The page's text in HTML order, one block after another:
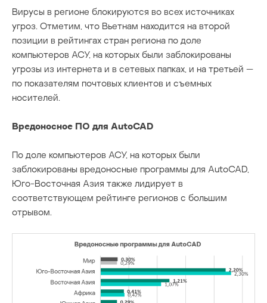
Вирусы в регионе блокируются во всех источниках
угроз. Отметим, что Вьетнам находится на второй
позиции в рейтингах стран региона по доле
компьютеров АСУ, на которых были заблокированы
угрозы из интернета и в сетевых папках, и на третьей —
по показателям почтовых клиентов и съемных
носителей.
Вредоносное ПО для AutoCAD
По доле компьютеров АСУ, на которых были
заблокированы вредоносные программы для AutoCAD,
Юго-Восточная Азия также лидирует в
соответствующем рейтинге регионов с большим
отрывом.